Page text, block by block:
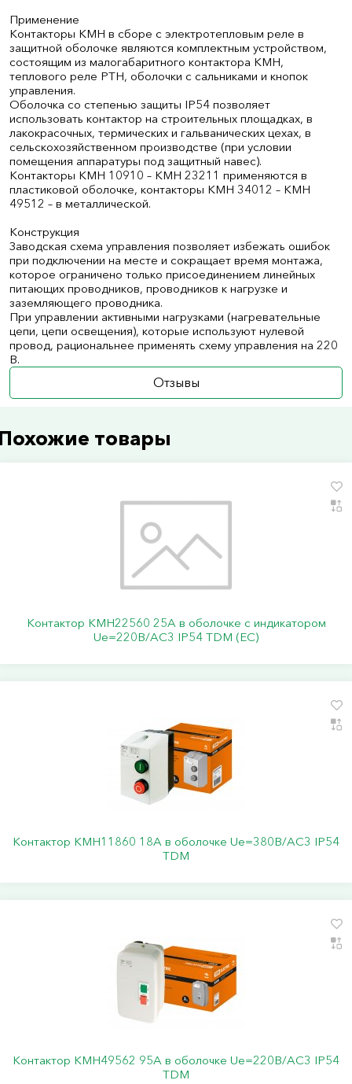
Применение
Контакторы КМН в сборе с электротепловым реле в
защитной оболочке являются комплектным устройством,
состоящим из малогабаритного контактора КМН,
теплового реле РТН, оболочки с сальниками и кнопок
управления.
Оболочка со степенью защиты IP54 позволяет
использовать контактор на строительных площадках, в
лакокрасочных, термических и гальванических цехах, в
сельскохозяйственном производстве (при условии
помещения аппаратуры под защитный навес).
Контакторы КМН 10910 – КМН 23211 применяются в
пластиковой оболочке, контакторы КМН 34012 – КМН
49512 – в металлической.
Конструкция
Заводская схема управления позволяет избежать ошибок
при подключении на месте и сокращает время монтажа,
которое ограничено только присоединением линейных
питающих проводников, проводников к нагрузке и
заземляющего проводника.
При управлении активными нагрузками (нагревательные
цепи, цепи освещения), которые используют нулевой
провод, рациональнее применять схему управления на 220
В.
Отзывы
товары
Контактор КМН22560 25А в оболочке с индикатором
Ue=220В/АС3 IP54 TDM (ЕС)
Контактор КМН11860 18А в оболочке Ue=380В/АС3 IP54
TDM
Контактор КМН49562 95А в оболочке Ue=220В/АC3 IP54
TDM